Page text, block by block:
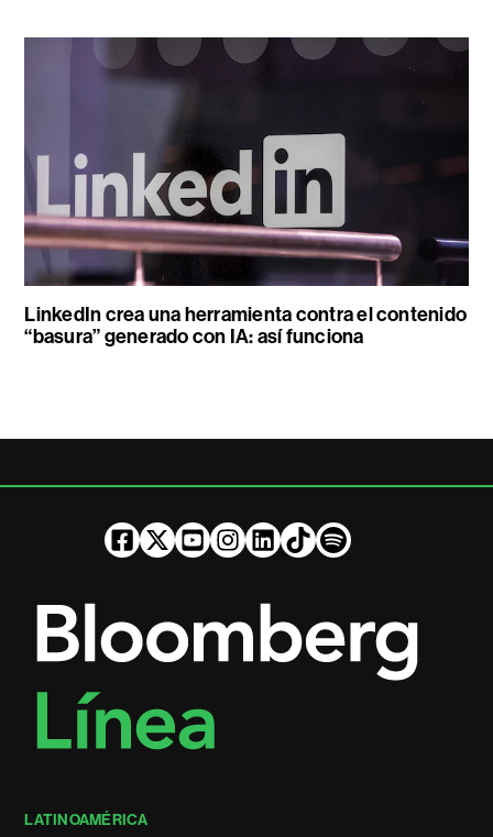
LinkedIn crea una herramienta contra el contenido
“basura” generado con IA: así funciona
LATINOAMÉRICA